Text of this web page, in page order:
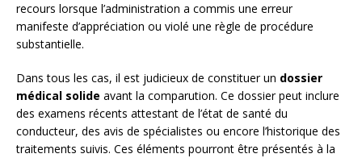
recours lorsque l’administration a commis une erreur
manifeste d’appréciation ou violé une règle de procédure
substantielle.
Dans tous les cas, il est judicieux de constituer un dossier
médical solide avant la comparution. Ce dossier peut inclure
des examens récents attestant de l’état de santé du
conducteur, des avis de spécialistes ou encore l’historique des
traitements suivis. Ces éléments pourront être présentés à la